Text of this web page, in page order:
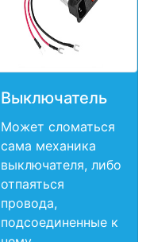
Выключатель
Может сломаться
сама механика
выключателя, либо
отпаяться
провода,
подсоединенные к